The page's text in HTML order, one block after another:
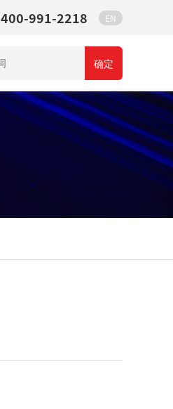
400-991-2218 EN
确定